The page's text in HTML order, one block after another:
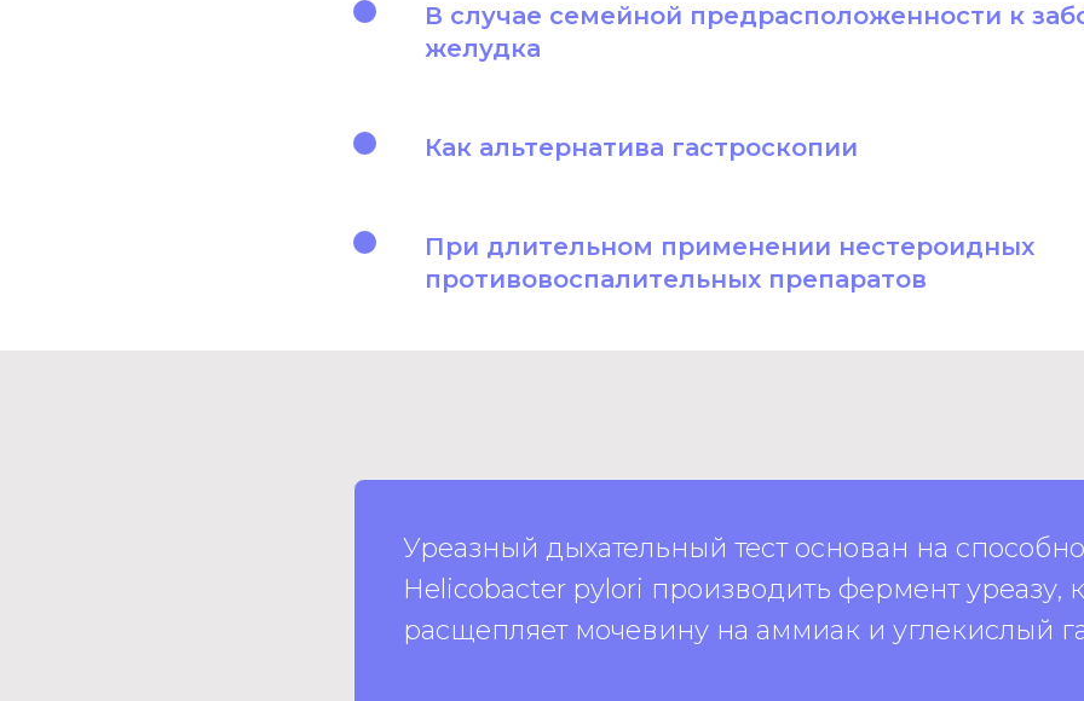
В случае семейной предрасположенности к
желудка
Как альтернатива гастроскопии
При длительном применении нестероидных
противовоспалительных препаратов
Уреазный дыхательный тест основан на
Helicobacter pylori производить фермент уреазу,
расщепляет мочевину на аммиак и углекислый